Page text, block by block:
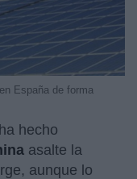
España de forma
hecho
asalte la
aunque lo